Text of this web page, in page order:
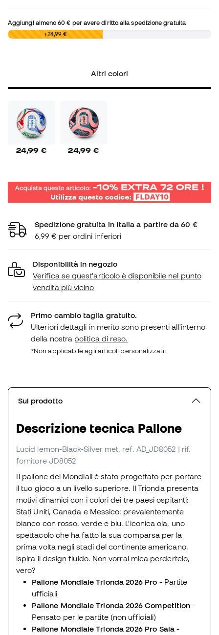
Aggiungi almeno60 € per avere diritto alla spedizione gratuita
0,00 € +24,99 €
Altri colori
24,99 € 24,99 €
Spedizione gratuita in Italia a partire da 60 €
6,99 € per ordini inferiori
Disponibilità in negozio
Verifica se quest'articolo è disponibile nel punto
vendita più vicino
Primo cambio taglia gratuito.
Ulteriori dettagli in merito sono presenti all'interno
della nostra politica di reso.
*Non applicabile agli articoli personalizzati.
Sul prodotto
Descrizione tecnica Pallone
Lucid lemon-Black-Silver met. ref. AD_JD8052 | rif.
fornitore JD8052
Il pallone dei Mondiali è stato progettato per portare
il tuo gioco a un livello superiore. Il Trionda presenta
motivi dinamici con i colori dei tre paesi ospitanti:
Stati Uniti, Canada e Messico; prevalentemente
bianco con rosso, verde e blu. L'iconica ola, uno
spettacolo che ha fatto la sua comparsa per la
prima volta negli stadi del continente americano,
ispira il design fluido. Non vorrai mica perdertelo,
vero?
Pallone Mondiale Trionda 2026 Pro - Partite
ufficiali
Pallone Mondiale Trionda 2026 Competition -
Pensato per le partite (non ufficiali)
Pallone Mondiale Trionda 2026 Pro Sala-